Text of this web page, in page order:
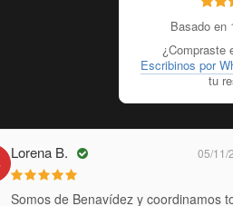
Basado en
¿Compraste
Escribinos por
tu
Lorena B. 05/11/
Somos de Benavídez y coordinamos